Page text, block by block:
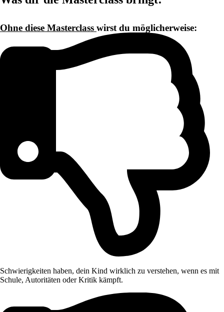
Ohne diese Masterclass wirst du möglicherweise:
Schwierigkeiten haben, dein Kind wirklich zu verstehen, wenn es mit
Schule, Autoritäten oder Kritik kämpft.